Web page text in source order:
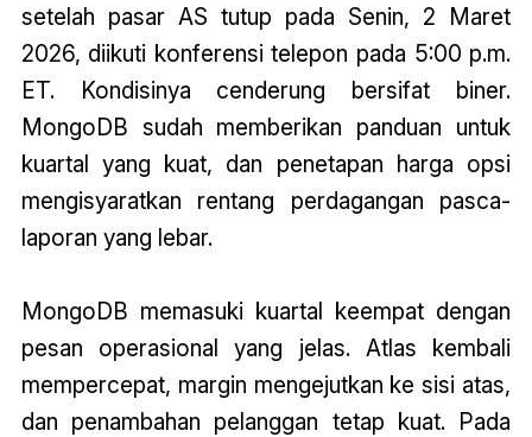
setelah pasar AS tutup pada Senin, 2 Maret
2026, diikuti konferensi telepon pada 5:00 p.m.
ET. Kondisinya cenderung bersifat biner.
MongoDB sudah memberikan panduan untuk
kuartal yang kuat, dan penetapan harga opsi
mengisyaratkan rentang perdagangan pasca-
laporan yang lebar.
MongoDB memasuki kuartal keempat dengan
pesan operasional yang jelas. Atlas kembali
mempercepat, margin mengejutkan ke sisi atas,
dan penambahan pelanggan tetap kuat. Pada